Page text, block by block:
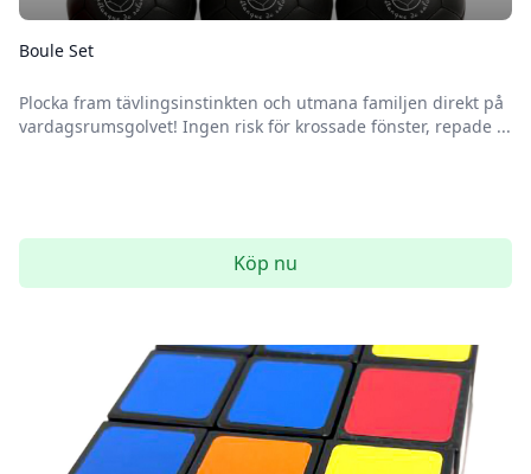
Boule Set
Plocka fram tävlingsinstinkten och utmana familjen direkt på
vardagsrumsgolvet! Ingen risk för krossade fönster, repade ...
Köp nu